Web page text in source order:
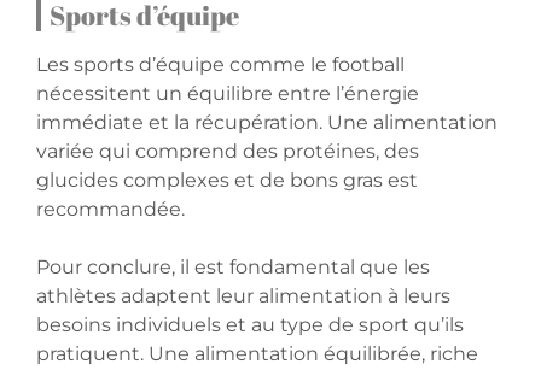
Sports d’équipe
Les sports d’équipe comme le football
nécessitent un équilibre entre l’énergie
immédiate et la récupération. Une alimentation
variée qui comprend des protéines, des
glucides complexes et de bons gras est
recommandée.
Pour conclure, il est fondamental que les
athlètes adaptent leur alimentation à leurs
besoins individuels et au type de sport qu’ils
pratiquent. Une alimentation équilibrée, riche